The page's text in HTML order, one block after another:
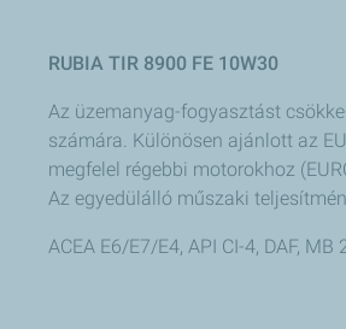
RUBIA TIR 8900 FE 10W30
Az üzemanyag-fogyasztást
számára. Különösen ajánlott az
megfelel régebbi motorokhoz
Az egyedülálló műszaki
ACEA E6/E7/E4, API CI-4, DAF,